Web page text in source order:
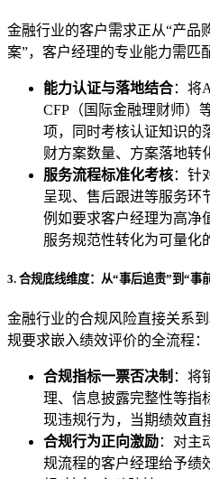
金融行业的客户需求正从“产品
案”，客户经理的专业能力需匹
能力认证与落地结合：将
CFP（国际金融理财师）
项，同时考核认证知识的
财方案数量、方案落地转
服务流程标准化考核：针
呈现、售后跟进等服务环
例如要求客户经理为高净
服务规范性转化为可量化
3. 合规底线维度：从“事后追责”到“事
金融行业的合规风险直接关系
规要求嵌入绩效评价的全流程：
合规指标一票否决制 ：将
理、信息披露完整性等指
现违规行为，当期绩效直
合规行为正向激励：对主
规流程的客户经理给予绩